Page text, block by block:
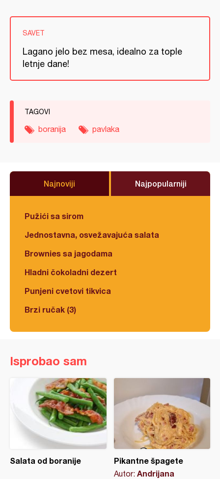
SAVET
Lagano jelo bez mesa, idealno za tople
letnje dane!
TAGOVI
boranija pavlaka
Najnoviji Najpopularniji
Pužići sa sirom
Jednostavna, osvežavajuća salata
Brownies sa jagodama
Hladni čokoladni dezert
Punjeni cvetovi tikvica
Brzi ručak (3)
Isprobao sam
Salata od boranije Pikantne špagete
Autor: Andrijana